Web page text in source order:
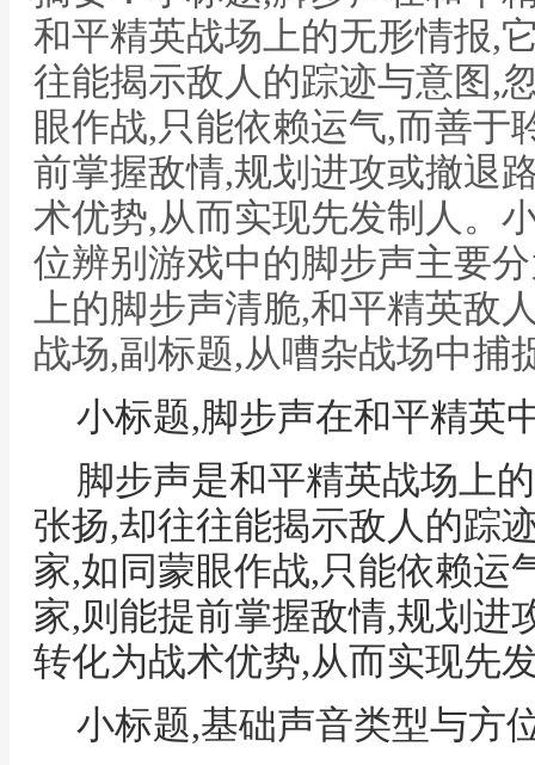
和平精英战场上的无形情报,
往能揭示敌人的踪迹与意图,
眼作战,只能依赖运气,而善于
前掌握敌情,规划进攻或撤退
术优势,从而实现先发制人。
位辨别游戏中的脚步声主要
上的脚步声清脆,和平精英敌
战场,副标题,从嘈杂战场中捕
小标题,脚步声在和平精英
脚步声是和平精英战场上
张扬,却往往能揭示敌人的踪
家,如同蒙眼作战,只能依赖运
家,则能提前掌握敌情,规划进
转化为战术优势,从而实现先
小标题,基础声音类型与方